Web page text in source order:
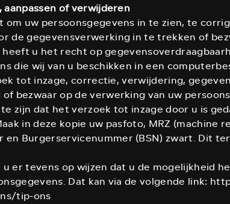
aanpassen of verwijderen
om uw persoonsgegevens in te zien, te
de gegevensverwerking in te trekken of
heeft u het recht op
die wij van u beschikken in een
tot inzage, correctie, verwijdering,
bezwaar op de verwerking van uw
zijn dat het verzoek tot inzage door u is
in deze kopie uw pasfoto, MRZ
en Burgerservicenummer (BSN) zwart. Dit
u er tevens op wijzen dat u de mogelijkheid
Dat kan via de volgende link:
tip-ons